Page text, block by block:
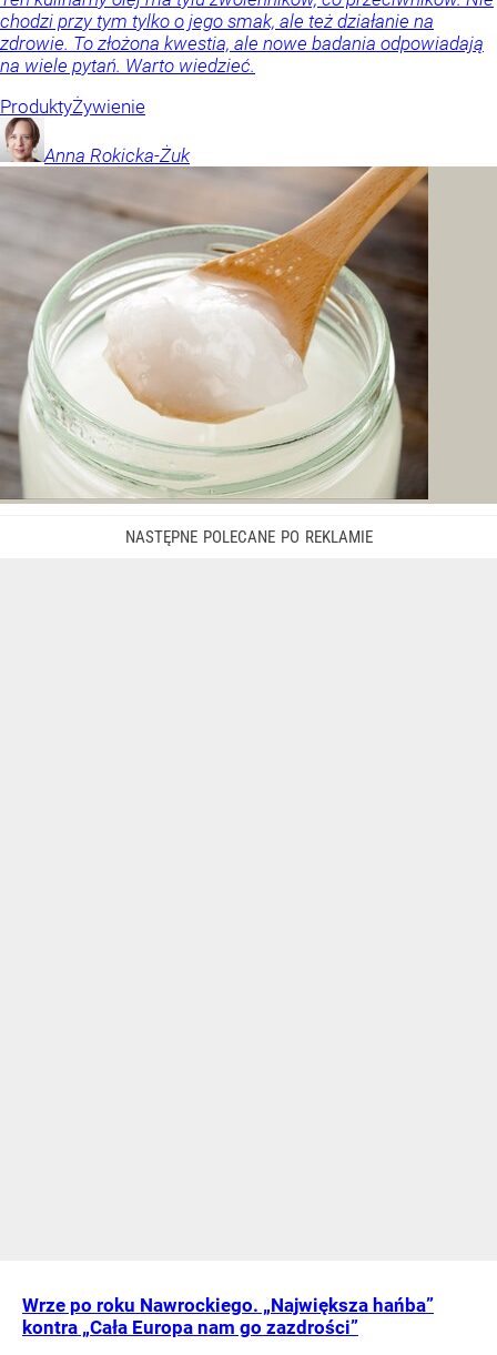
chodzi przy tym tylko o jego smak, ale też działanie na
zdrowie. To złożona kwestia, ale nowe badania odpowiadają
na wiele pytań. Warto wiedzieć.
ProduktyŻywienie
Anna Rokicka-Żuk
Wrze po roku Nawrockiego. „Największa hańba”
kontra „Cała Europa nam go zazdrości”